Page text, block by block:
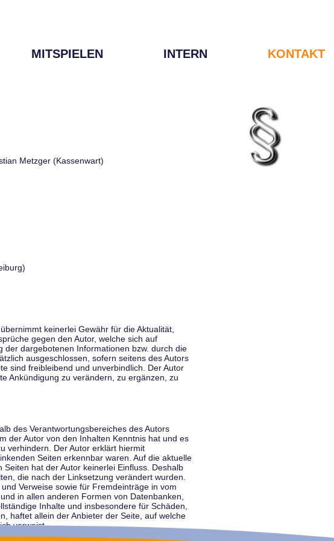
MITSPIELEN INTERN KONTAKT
Metzger (Kassenwart)
keinerlei Gewähr für die Aktualität,
gegen den Autor, welche sich auf
der dargebotenen Informationen bzw. durch die
ausgeschlossen, sofern seitens des Autors
sind freibleibend und unverbindlich. Der Autor
Ankündigung zu verändern, zu ergänzen, zu
des Verantwortungsbereiches des Autors
der Autor von den Inhalten Kenntnis hat und es
verhindern. Der Autor erklärt hiermit
Seiten erkennbar waren. Auf die aktuelle
hat der Autor keinerlei Einfluss. Deshalb
die nach der Linksetzung verändert wurden.
Verweise sowie für Fremdeinträge in vom
in allen anderen Formen von Datenbanken,
Inhalte und insbesondere für Schäden,
haftet allein der Anbieter der Seite, auf welche
verweist.